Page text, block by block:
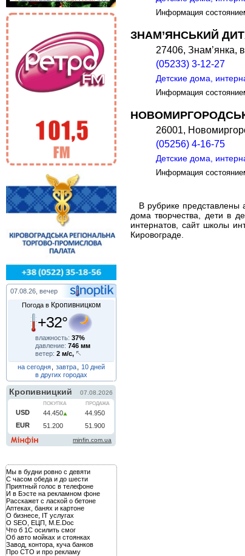
07.08.26, вечер
Погода в Кропивницком
+32°
влажность:37%
давление:746 мм
ветер:2 м/с,
на сегодня
завтра
10 дней
в других городах
Мы в будни ровно с девяти
С часом обеда и до шести
Приятный голос в телефоне
И в Бэсте на рекламном фоне
Расскажет с лаской о бетоне
Аптеках, банях и картоне
О бизнесе, IT услугах
О SEO, ЕЦП, M.E.Doc
Что б 1С осилить смог
Об авто мойках и стоянках
Завод, контора, куча банков
Про СТО и про рекламу
Информация
ЗНАМ’ЯНСЬКИЙ
27406, Знам’янка,
(05233) 3-12-27
Детские дома,
Информация
26001,
(05256) 4-16-75
Детские дома,
Информация
В рубрике представлены
дома творчества, дети в
интернатов, сайт школы
Кировограде.